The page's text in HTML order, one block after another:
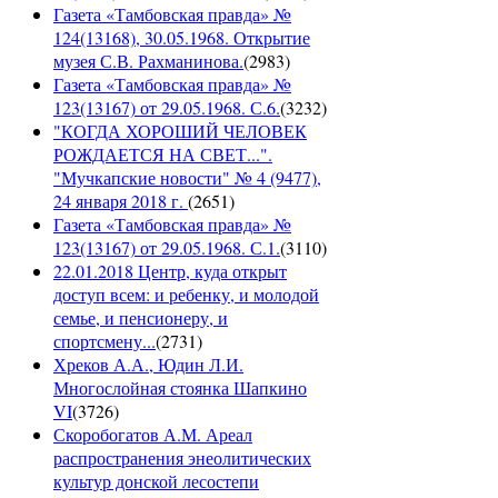
Газета «Тамбовская правда» №
124(13168), 30.05.1968. Открытие
музея С.В. Рахманинова.(2983)
Газета «Тамбовская правда» №
123(13167) от 29.05.1968. С.6.(3232)
"КОГДА ХОРОШИЙ ЧЕЛОВЕК
РОЖДАЕТСЯ НА СВЕТ...".
"Мучкапские новости" № 4 (9477),
24 января 2018 г. (2651)
Газета «Тамбовская правда» №
123(13167) от 29.05.1968. С.1.(3110)
22.01.2018 Центр, куда открыт
доступ всем: и ребенку, и молодой
семье, и пенсионеру, и
спортсмену...(2731)
Хреков А.А., Юдин Л.И.
Многослойная стоянка Шапкино
VI(3726)
Скоробогатов А.М. Ареал
распространения энеолитических
культур донской лесостепи